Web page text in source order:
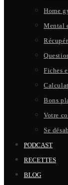
Home
Mental
Fiches
Bons
Votre
Se
PODCAST
RECETTES
BLOG